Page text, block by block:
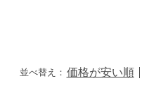
並べ替え： 価格が安い順